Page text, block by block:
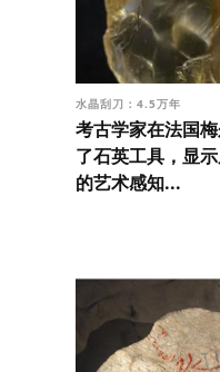
水晶刮刀：4.5万年
考古学家在法国
了石英工具，显
的艺术感知...